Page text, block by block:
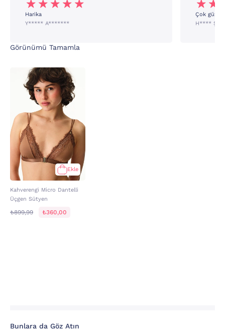
Harika
Y***** A*******
Çok güzel
H****
Görünümü Tamamla
Ekle
Kahverengi̇ Micro Dantelli
Üçgen Sütyen
₺899,99 ₺360,00
Bunlara da Göz Atın